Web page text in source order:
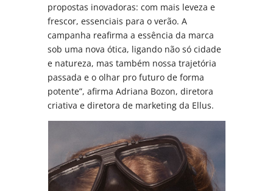
propostas inovadoras: com mais leveza e
frescor, essenciais para o verão. A
campanha reafirma a essência da marca
sob uma nova ótica, ligando não só cidade
e natureza, mas também nossa trajetória
passada e o olhar pro futuro de forma
potente”, afirma Adriana Bozon, diretora
criativa e diretora de marketing da Ellus.